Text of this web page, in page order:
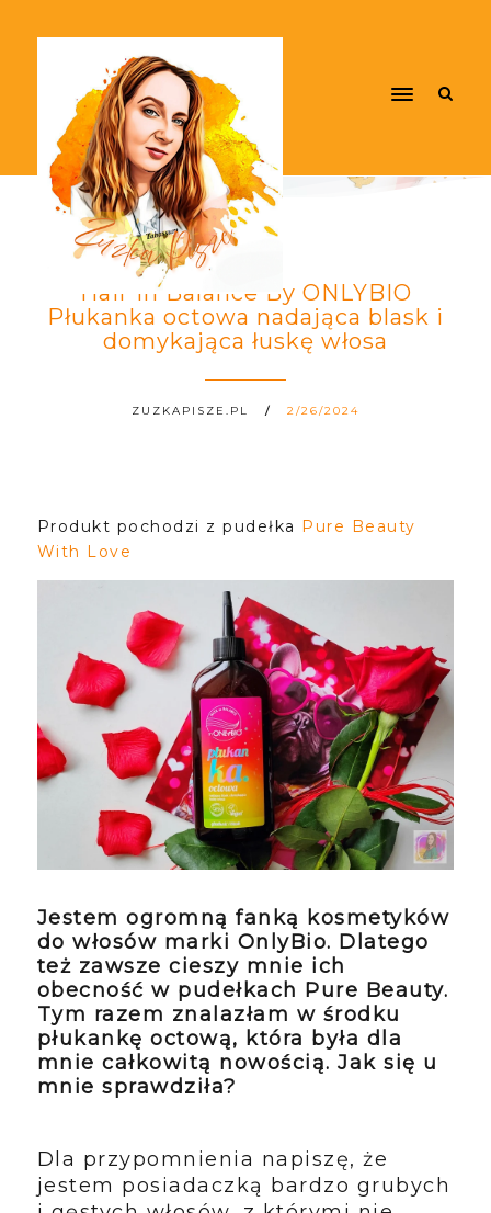
Hair In Balance By ONLYBIO
Płukanka octowa nadająca blask i
domykająca łuskę włosa
ZUZKAPISZE.PL 2/26/2024
Produkt pochodzi z pudełka Pure Beauty
With Love
Jestem ogromną fanką kosmetyków
do włosów marki OnlyBio. Dlatego
też zawsze cieszy mnie ich
obecność w pudełkach Pure Beauty.
Tym razem znalazłam w środku
płukankę octową, która była dla
mnie całkowitą nowością. Jak się u
mnie sprawdziła?
Dla przypomnienia napiszę, że
jestem posiadaczką bardzo grubych